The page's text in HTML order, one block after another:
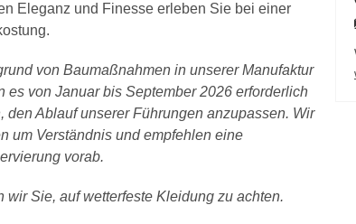
Eleganz und Finesse erleben Sie bei einer
von Baumaßnahmen in unserer Manufaktur
es von Januar bis September 2026 erforderlich
den Ablauf unserer Führungen anzupassen. Wir
um Verständnis und empfehlen eine
vorab.
Sie, auf wetterfeste Kleidung zu achten.